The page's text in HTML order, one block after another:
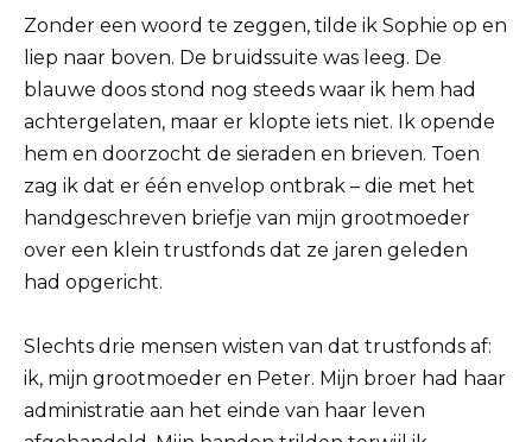
Zonder een woord te zeggen, tilde ik Sophie op en
liep naar boven. De bruidssuite was leeg. De
blauwe doos stond nog steeds waar ik hem had
achtergelaten, maar er klopte iets niet. Ik opende
hem en doorzocht de sieraden en brieven. Toen
zag ik dat er één envelop ontbrak – die met het
handgeschreven briefje van mijn grootmoeder
over een klein trustfonds dat ze jaren geleden
had opgericht.
Slechts drie mensen wisten van dat trustfonds af:
ik, mijn grootmoeder en Peter. Mijn broer had haar
administratie aan het einde van haar leven